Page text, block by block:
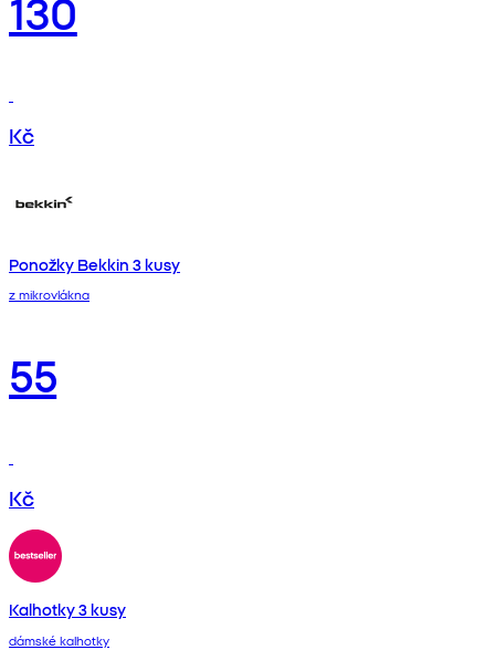
Kč
Ponožky Bekkin 3 kusy
z mikrovlákna
55
Kč
Kalhotky 3 kusy
dámské kalhotky